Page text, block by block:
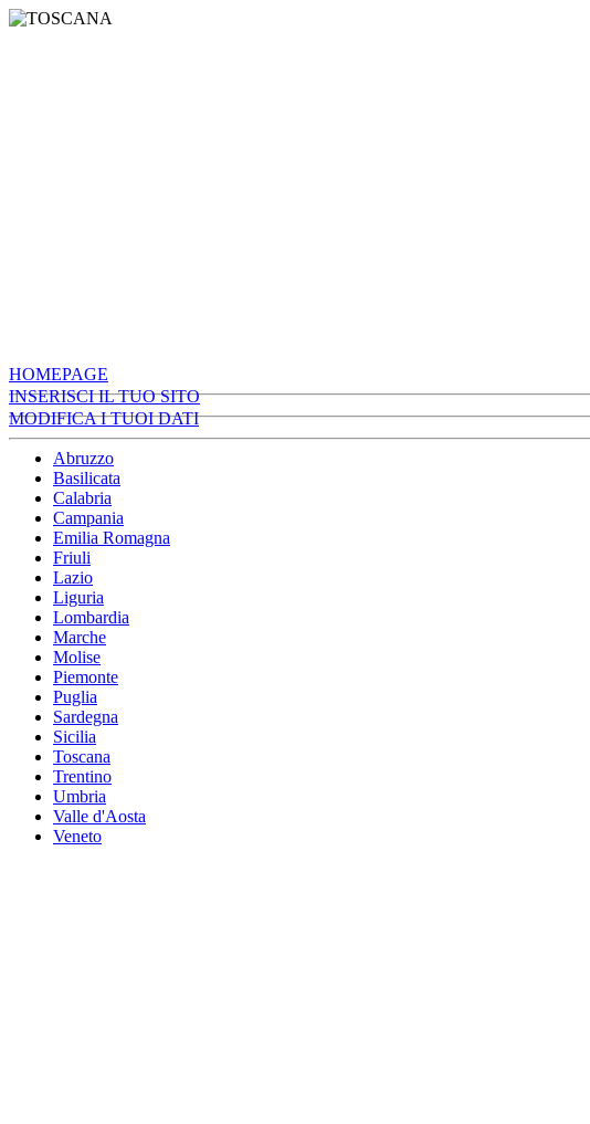
HOMEPAGE
INSERISCI IL TUO SITO
MODIFICA I TUOI DATI
Abruzzo
Basilicata
Calabria
Campania
Emilia Romagna
Friuli
Lazio
Liguria
Lombardia
Marche
Molise
Piemonte
Puglia
Sardegna
Sicilia
Toscana
Trentino
Umbria
Valle d'Aosta
Veneto